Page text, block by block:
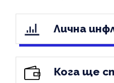
Лична
Кога ще